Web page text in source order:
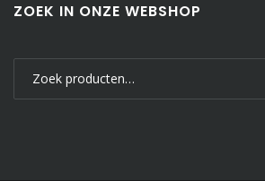
ZOEK IN ONZE WEBSHOP